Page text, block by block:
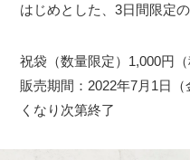
はじめとした、3日間限定
祝袋（数量限定）1,000円（
販売期間：2022年7月1日
くなり次第終了